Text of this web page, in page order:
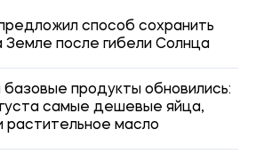
способ сохранить
Земле после гибели Солнца
продукты обновились:
самые дешевые яйца,
растительное масло